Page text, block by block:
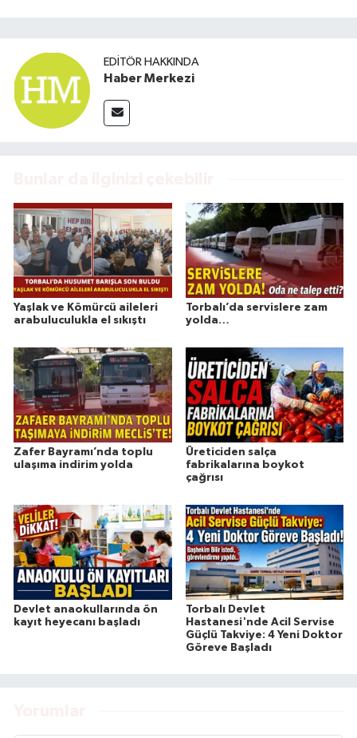
EDITÖR HAKKINDA
Haber Merkezi
Yaşlak ve Kömürcü aileleri
arabuluculukla el sıkıştı
Torbalı’da servislere zam
yolda…
Zafer Bayramı’nda toplu
ulaşıma indirim yolda
Üreticiden salça
fabrikalarına boykot
çağrısı
Devlet anaokullarında ön
kayıt heyecanı başladı
Torbalı Devlet
Hastanesi'nde Acil Servise
Güçlü Takviye: 4 Yeni Doktor
Göreve Başladı